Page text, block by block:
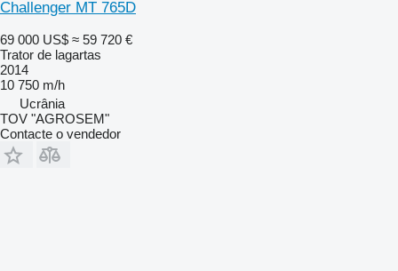
Challenger MT 765D
69 000 US$ ≈ 59 720 €
Trator de lagartas
2014
10 750 m/h
Ucrânia
TOV "AGROSEM"
Contacte o vendedor